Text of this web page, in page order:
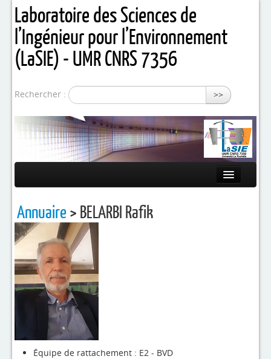
Laboratoire des Sciences de
l’Ingénieur pour l’Environnement
(LaSIE) - UMR CNRS 7356
Rechercher : >>
Equipes de recherche
Activités / Projets
4evLab
RUPEElab
Expertises
Master - Doctorat
Annuaire > BELARBI Rafik
Équipe de rattachement : E2 - BVD